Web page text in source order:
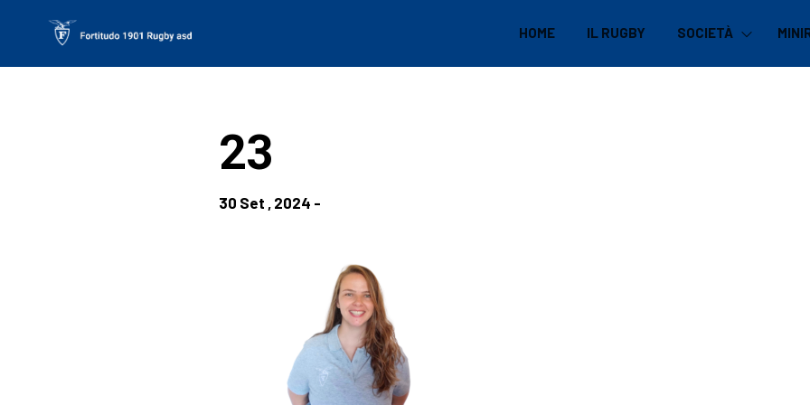
HOME IL RUGBY SOCIETÀ
23
30 Set , 2024 -